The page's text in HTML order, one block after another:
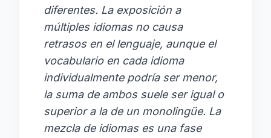
diferentes. La exposición a
múltiples idiomas no causa
retrasos en el lenguaje, aunque el
vocabulario en cada idioma
individualmente podría ser menor,
la suma de ambos suele ser igual o
superior a la de un monolingüe. La
mezcla de idiomas es una fase